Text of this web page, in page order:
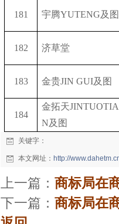
181 宇腾YUTENG及图
182 济草堂
183 金贵JIN GUI及图
184
金拓天JINTUOTIA
N及图
关键字：
本文网址： http://
上一篇： 商标局在
下一篇： 商标局在